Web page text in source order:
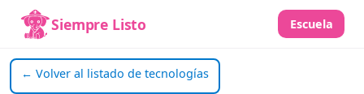
Siempre Listo Escuela
← Volver al listado de tecnologías